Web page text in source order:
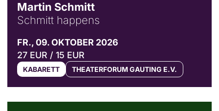
Martin Schmitt
Schmitt happens
FR., 09. OKTOBER 2026
27 EUR / 15 EUR
KABARETT THEATERFORUM GAUTING E.V.